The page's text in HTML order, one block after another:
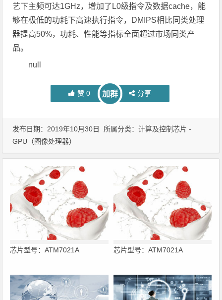
艺下主频可达1GHz，增加了L0级指令及数据cache，能
够在极低的功耗下高速执行指令，DMIPS相比同类处理
器提高50%，功耗、性能等指标全面超过市场同类产
品。
null
赞 0 加群 分享
发布日期：2019年10月30日 所属分类：计算及控制芯片 -
GPU（图像处理器）
芯片型号：ATM7021A 芯片型号：ATM7021A